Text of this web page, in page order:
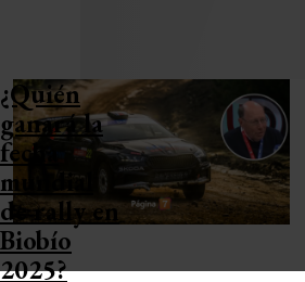
¿Quién
ganará la
fecha
mundial
de rally en
Biobío
2025?